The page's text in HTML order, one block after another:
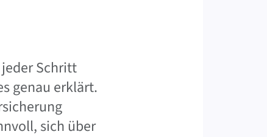
Schritt
genau erklärt.
sich über